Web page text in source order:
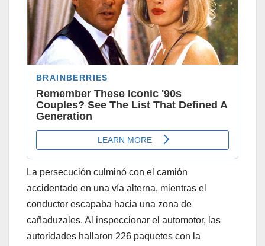
La persecución culminó con el camión
accidentado en una vía alterna, mientras el
conductor escapaba hacia una zona de
cañaduzales. Al inspeccionar el automotor, las
autoridades hallaron 226 paquetes con la